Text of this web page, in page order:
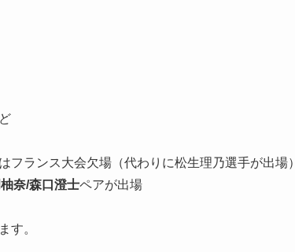
フランス大会欠場（代わりに松生理乃選手が出場）
奈/森口澄士ペアが出場
す。